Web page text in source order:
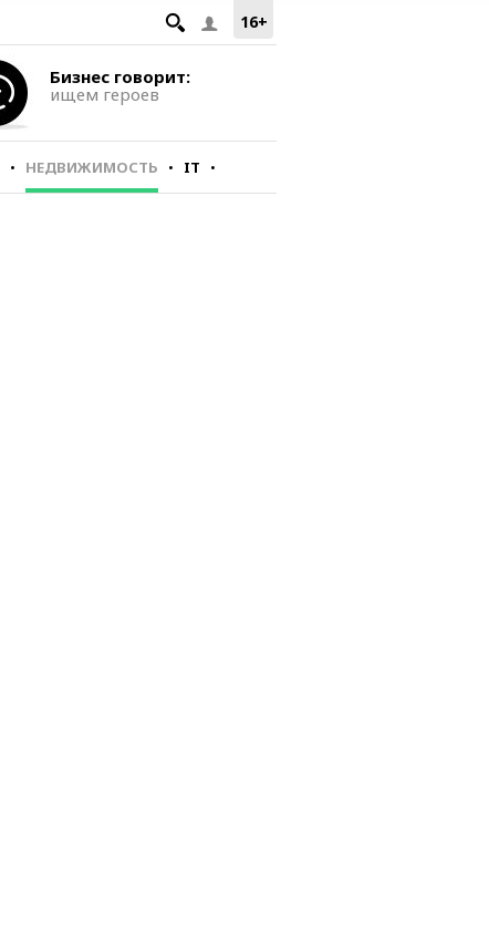
16+
Бизнес говорит:
ищем героев
НЕДВИЖИМОСТЬ IT